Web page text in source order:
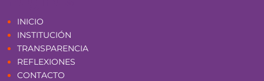
INICIO
INSTITUCIÓN
TRANSPARENCIA
REFLEXIONES
CONTACTO